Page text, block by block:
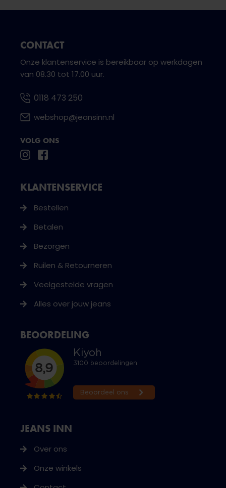
CONTACT
Onze klantenservice is bereikbaar op werkdagen
van 08.30 tot 17.00 uur.
0118 473 250
webshop@jeansinn.nl
VOLG ONS
JEANS INN
Over ons
Onze winkels
KLANTENSERVICE
Bestellen
Betalen
Bezorgen
Ruilen & Retourneren
Veelgestelde vragen
Alles over jouw jeans
BEOORDELING